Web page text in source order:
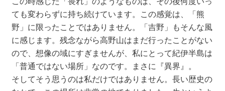
ても変わらずに持ち続けています。この感覚は、「熊
野」に限ったことではありません。「吉野」もそんな風
に感じます。残念ながら高野山はまだ行ったことがない
ので、想像の域にすぎませんが、私にとって紀伊半島は
「普通ではない場所」なのです。まさに『異界』。
そしてそう思うのは私だけではありません。長い歴史の